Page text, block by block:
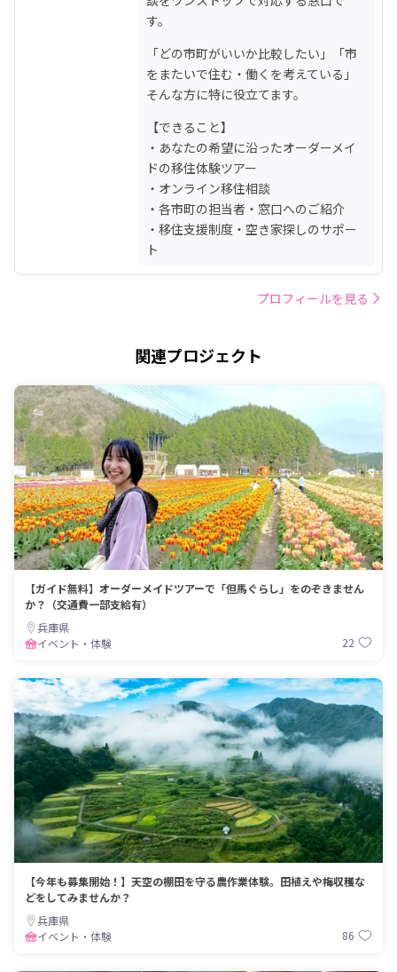
す。
「どの市町がいいか比較したい」「市
をまたいで住む・働くを考えている」
そんな方に特に役立てます。
【できること】
・あなたの希望に沿ったオーダーメイ
ドの移住体験ツアー
・オンライン移住相談
・各市町の担当者・窓口へのご紹介
・移住支援制度・空き家探しのサポー
ト
プロフィールを見る
関連プロジェクト
【ガイド無料】オーダーメイドツアーで「但馬ぐらし」をのぞきません
か？（交通費一部支給有）
兵庫県
イベント・体験
22
【今年も募集開始！】天空の棚田を守る農作業体験。田植えや梅収穫な
どをしてみませんか？
兵庫県
イベント・体験
86